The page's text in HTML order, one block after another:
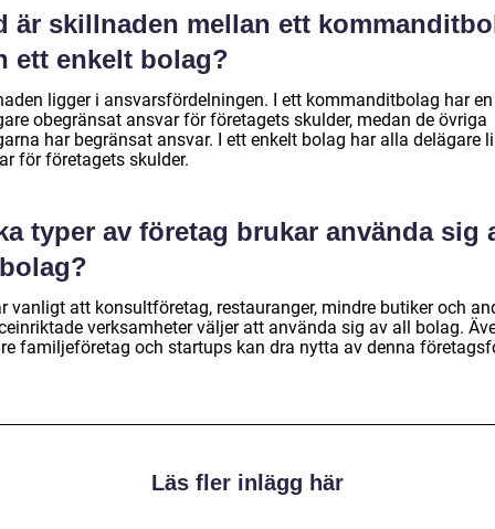
är skillnaden mellan ett
ett enkelt bolag?
ligger i ansvarsfördelningen. I ett kommanditbolag har en
obegränsat ansvar för företagets skulder, medan de övriga
har begränsat ansvar. I ett enkelt bolag har alla delägare
för företagets skulder.
typer av företag brukar använda sig
vanligt att konsultföretag, restauranger, mindre butiker och
verksamheter väljer att använda sig av all bolag.
familjeföretag och startups kan dra nytta av denna
Läs fler inlägg här